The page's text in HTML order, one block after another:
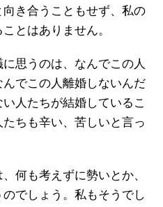
き合うこともせず、私の
とはありません。
思うのは、なんでこの人
でこの人離婚しないんだ
人たちが結婚しているこ
ちも辛い、苦しいと言っ
何も考えずに勢いとか、
でしょう。私もそうでし